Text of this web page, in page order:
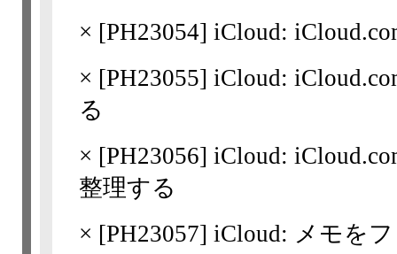
× [PH23054] iCloud:
× [PH23055] iCloud:
る
× [PH23056] iCloud:
整理する
× [PH23057] iCloud: メモを